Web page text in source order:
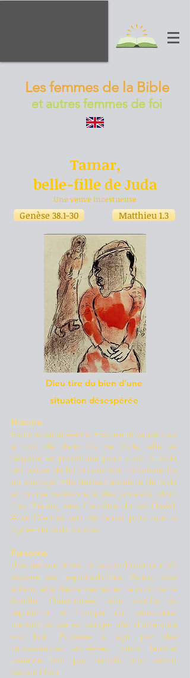
Les femmes de la Bible
et autres femmes de foi
Tamar,
belle-fille de Juda
Une veuve incestueuse
Genèse 38.1-30 Matthieu 1.3
Dieu tire du bien d'une
situation désespérée
Histoire
Femme cananéenne. Epouse et veuve tour
à tour de deux fils de Juda, elle se
déguise en prostituée pour s’unir à Juda
qui refuse de lui donner son troisième fils
en mariage. Elle devient enceinte de Juda
et donne naissance à des jumeaux, dont
l’un, Pérets, sera l’ancêtre du roi David.
Ainsi Dieu se sert de Tamar pour que la
lignée de Juda survive.
Personne
Une femme triste qu’aucun homme n’ait
assumé ses responsabilités. Veuve, sans
enfant, elle désire perpétuer le nom de la
famille. Déterminée, elle sacrifie sa
réputation et trompe son beau-père,
mettant sa vie en danger afin d’atteindre
son but. Poussée à agir par des
circonstances extrêmes, cette femme
païenne finit par remplir son devoir
devant Dieu.